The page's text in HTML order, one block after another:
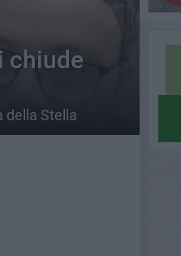
chiude
della Stella